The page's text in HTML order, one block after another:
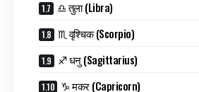
♎ तुला (Libra)
♏ वृश्चिक (Scorpio)
♐ धनु (Sagittarius)
♑ मकर (Capricorn)